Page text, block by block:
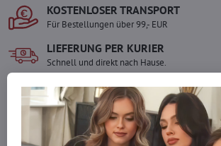
KOSTENLOSER TRANSPORT
Für Bestellungen über 99,- EUR
LIEFERUNG PER KURIER
Schnell und direkt nach Hause.
SICHERE ZAHLUNGEN
Gesicherte Online-Zahlungen
Ware auf Lager
Wir versenden sofort